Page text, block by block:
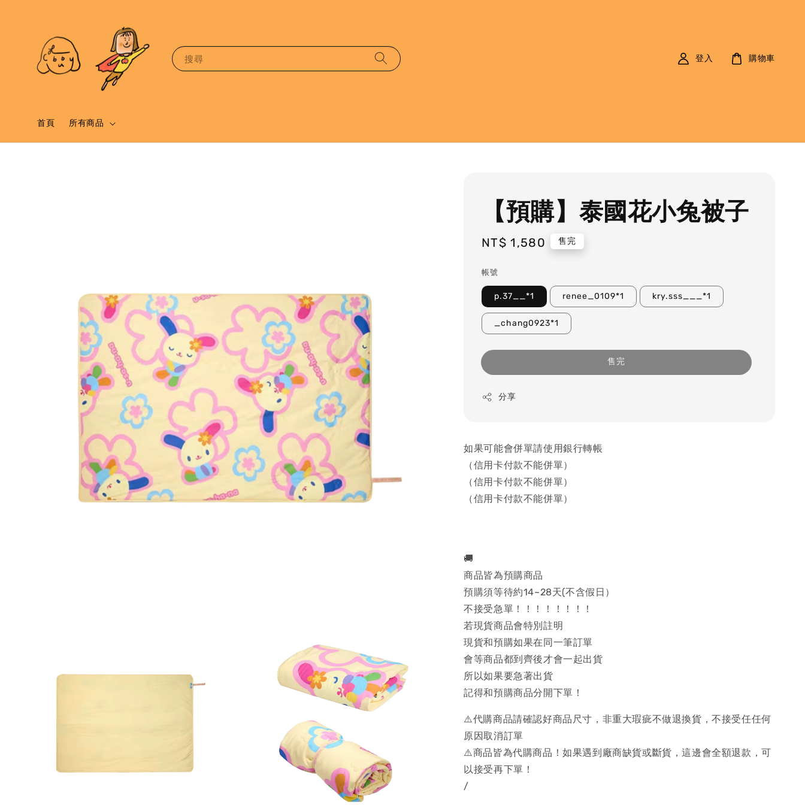
搜尋
首頁 所有商品
登入 購物車
【預購】泰國花小兔被子
Regular
NT$ 1,580 售完
帳號
p.37__*1 renee_0109*1 kry.sss___*1
_chang0923*1
售完
分享
如果可能會併單請使用銀行轉帳
（信用卡付款不能併單）
（信用卡付款不能併單）
（信用卡付款不能併單）
🚚
商品皆為預購商品
預購須等待約14~28天(不含假日）
不接受急單！！！！！！！！
若現貨商品會特別註明
現貨和預購如果在同一筆訂單
會等商品都到齊後才會一起出貨
所以如果要急著出貨
記得和預購商品分開下單！
⚠️代購商品請確認好商品尺寸，非重大瑕疵不做退換貨，不接受任任何
原因取消訂單
⚠️商品皆為代購商品！如果遇到廠商缺貨或斷貨，這邊會全額退款，可
以接受再下單！
/